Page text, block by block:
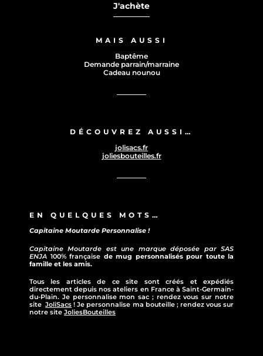
J'achète
MAIS AUSSI
Baptême
Demande parrain/marraine
Cadeau nounou
DÉCOUVREZ AUSSI…
jolisacs.fr
joliesbouteilles.fr
EN QUELQUES MOTS…
Capitaine Moutarde Personnalise !
Capitaine Moutarde est une marque déposée par SAS
ENJA 100% française de mug personnalisés pour toute la
famille et les amis.
Tous les articles de ce site sont créés et expédiés
directement depuis nos ateliers en France à Saint-Germain-
du-Plain. Je personnalise mon sac ; rendez vous sur notre
siteJoliSacs ! Je personnalise ma bouteille ; rendez vous sur
notre site JoliesBouteilles